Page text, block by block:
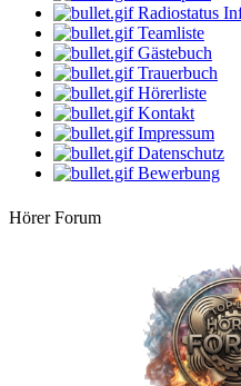
Oldies von Oldie
14:00 Uhr
-Geli-
Freitag schönes Wochenende
16:00 Uhr
Bernie
Villa Kunterbunt
Rehmusik
Radiostatus
Teamliste
Gästebuch
Trauerbuch
Hörerliste
Kontakt
Impressum
Datenschutz
Bewerbung
Hörer Forum